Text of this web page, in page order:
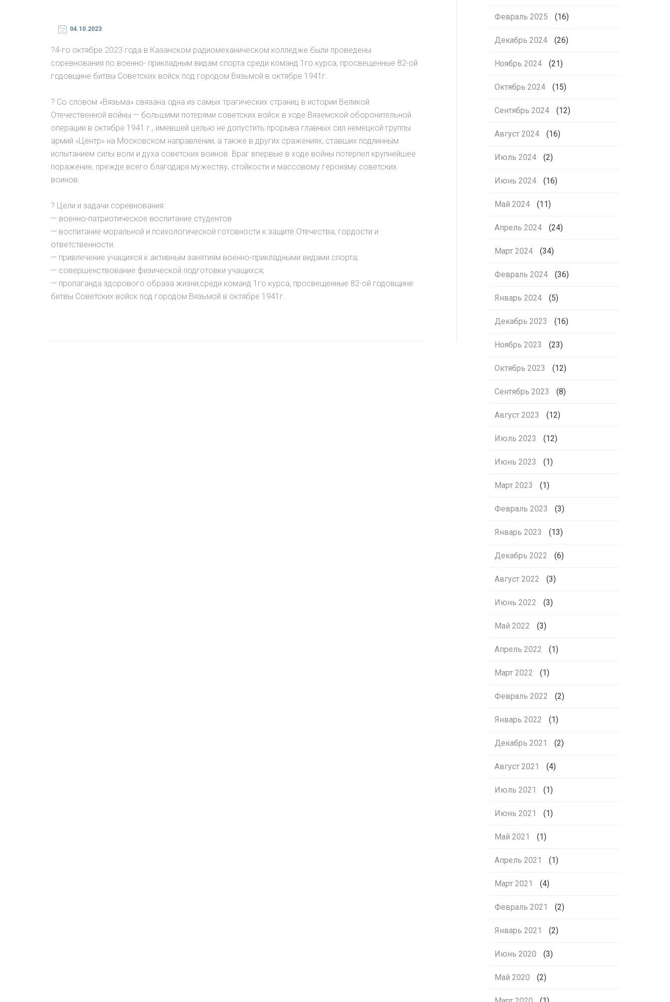
04.10.2023
?4-го октябре 2023 года в Казанском радиомеханическом колледже были проведены
соревнования по военно- прикладным видам спорта среди команд 1го курса, просвещенные 82-ой
годовщине битвы Советских войск под городом Вязьмой в октябре 1941г.
? Со словом «Вязьма» связана одна из самых трагических страниц в истории Великой
Отечественной войны — большими потерями советских войск в ходе Вяземской оборонительной
операции в октябре 1941 г., имевшей целью не допустить прорыва главных сил немецкой группы
армий «Центр» на Московском направлении, а также в других сражениях, ставших подлинным
испытанием силы воли и духа советских воинов. Враг впервые в ходе войны потерпел крупнейшее
поражение, прежде всего благодаря мужеству, стойкости и массовому героизму советских
воинов.
? Цели и задачи соревнования:
— военно-патриотическое воспитание студентов
— воспитание моральной и психологической готовности к защите Отечества, гордости и
ответственности.
— привлечение учащихся к активным занятиям военно-прикладными видами спорта;
— совершенствование физической подготовки учащихся;
— пропаганда здорового образа жизни;среди команд 1го курса, просвещенные 82-ой годовщине
битвы Советских войск под городом Вязьмой в октябре 1941г.
Февраль 2025 (16)
Декабрь 2024 (26)
Ноябрь 2024 (21)
Октябрь 2024 (15)
Сентябрь 2024 (12)
Август 2024 (16)
Июль 2024 (2)
Июнь 2024 (16)
Май 2024 (11)
Апрель 2024 (24)
Март 2024 (34)
Февраль 2024 (36)
Январь 2024 (5)
Декабрь 2023 (16)
Ноябрь 2023 (23)
Октябрь 2023 (12)
Сентябрь 2023 (8)
Август 2023 (12)
Июль 2023 (12)
Июнь 2023 (1)
Март 2023 (1)
Февраль 2023 (3)
Январь 2023 (13)
Декабрь 2022 (6)
Август 2022 (3)
Июнь 2022 (3)
Май 2022 (3)
Апрель 2022 (1)
Март 2022 (1)
Февраль 2022 (2)
Январь 2022 (1)
Декабрь 2021 (2)
Август 2021 (4)
Июль 2021 (1)
Июнь 2021 (1)
Май 2021 (1)
Апрель 2021 (1)
Март 2021 (4)
Февраль 2021 (2)
Январь 2021 (2)
Июнь 2020 (3)
Май 2020 (2)